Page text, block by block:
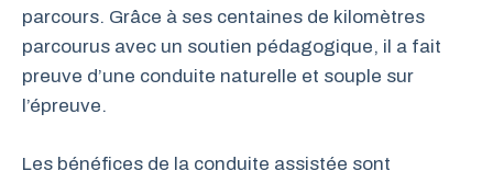
parcours. Grâce à ses centaines de kilomètres
parcourus avec un soutien pédagogique, il a fait
preuve d’une conduite naturelle et souple sur
l’épreuve.
Les bénéfices de la conduite assistée sont